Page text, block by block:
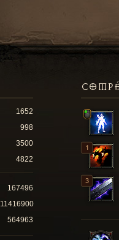
1652
998
3500
4822
167496
11416900
564963